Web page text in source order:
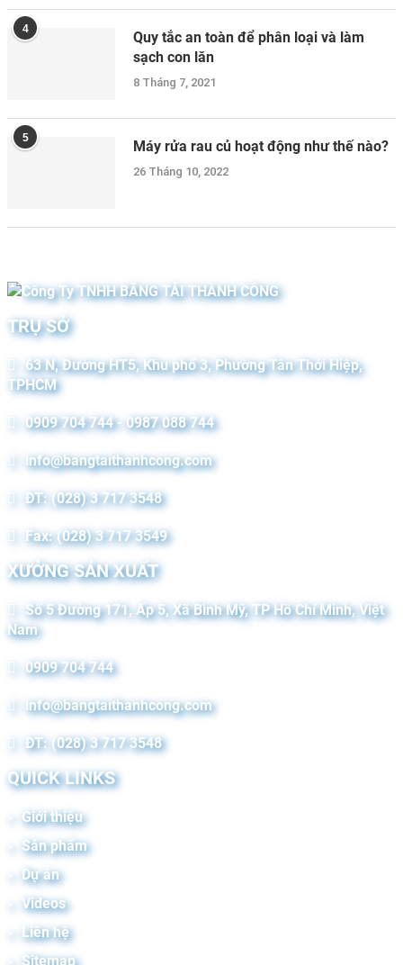
4
Quy tắc an toàn để phân loại và làm
sạch con lăn
8 Tháng 7, 2021
5 Máy rửa rau củ hoạt động như thế nào?
26 Tháng 10, 2022
TRỤ SỞ
63 N, Đường HT5, Khu phố 3, Phường Tân Thới Hiệp,
TPHCM
0909 704 744 - 0987 088 744
info@bangtaithanhcong.com
ĐT: (028) 3 717 3548
Fax: (028) 3 717 3549
XƯỞNG SẢN XUẤT
Số 5 Đường 171, Ấp 5, Xã Bình Mỹ, TP Hồ Chí Minh, Việt
Nam
0909 704 744
info@bangtaithanhcong.com
ĐT: (028) 3 717 3548
QUICK LINKS
Giới thiệu
Sản phẩm
Dự án
Videos
Liên hệ
Sitemap